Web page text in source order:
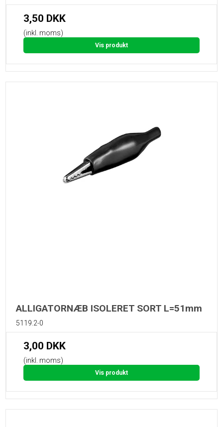
3,50 DKK
(inkl. moms)
Vis produkt
ALLIGATORNÆB ISOLERET SORT L=51mm
5119.2-0
3,00 DKK
(inkl. moms)
Vis produkt